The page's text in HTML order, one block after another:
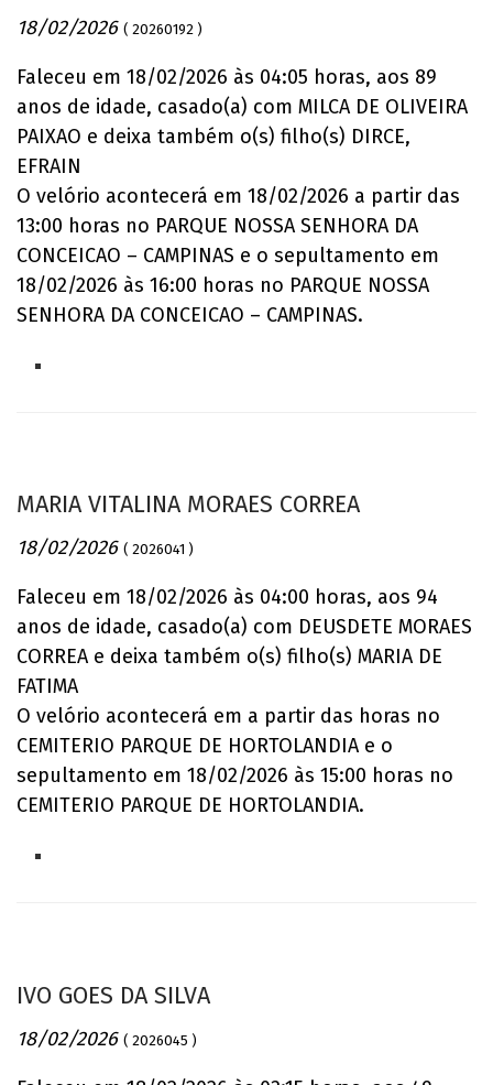
18/02/2026 ( 20260192 )
Faleceu em 18/02/2026 às 04:05 horas, aos 89
anos de idade, casado(a) com MILCA DE OLIVEIRA
PAIXAO e deixa também o(s) filho(s) DIRCE,
EFRAIN
O velório acontecerá em 18/02/2026 a partir das
13:00 horas no PARQUE NOSSA SENHORA DA
CONCEICAO – CAMPINAS e o sepultamento em
18/02/2026 às 16:00 horas no PARQUE NOSSA
SENHORA DA CONCEICAO – CAMPINAS.
MARIA VITALINA MORAES CORREA
18/02/2026 ( 2026041 )
Faleceu em 18/02/2026 às 04:00 horas, aos 94
anos de idade, casado(a) com DEUSDETE MORAES
CORREA e deixa também o(s) filho(s) MARIA DE
FATIMA
O velório acontecerá em a partir das horas no
CEMITERIO PARQUE DE HORTOLANDIA e o
sepultamento em 18/02/2026 às 15:00 horas no
CEMITERIO PARQUE DE HORTOLANDIA.
IVO GOES DA SILVA
18/02/2026 ( 2026045 )